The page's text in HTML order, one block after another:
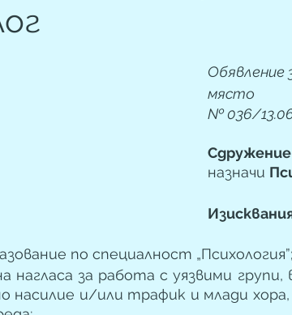
Обявление
място
№ 036/
назначи
по специалност „Психология”;
нагласа за работа с уязвими
насилие и/или трафик и млади